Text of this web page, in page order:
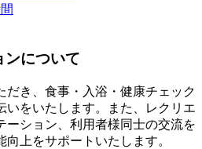
ンについて
だき、食事・入浴・健康チェック
いをいたします。また、レクリエ
ーション、利用者様同士の交流を
上をサポートいたします。